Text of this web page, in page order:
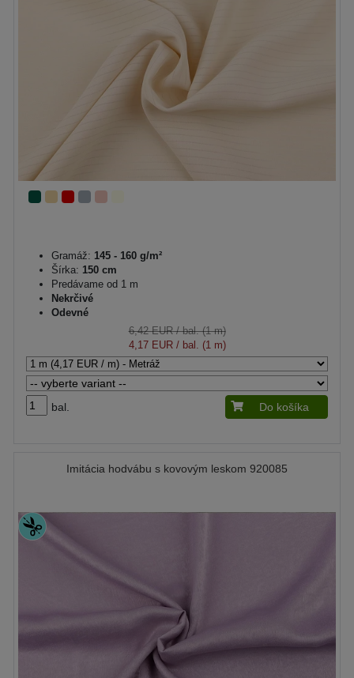
Gramáž: 145 - 160 g/m²
Šírka: 150 cm
Predávame od 1 m
Nekrčivé
Odevné
6,42 EUR/ bal. (1 m)
4,17 EUR/ bal. (1 m)
bal. Do košíka
Imitácia hodvábu s kovovým leskom 920085